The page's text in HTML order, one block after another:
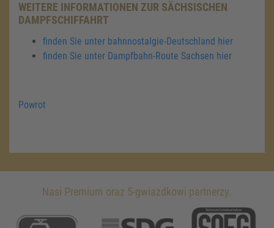
WEITERE INFORMATIONEN ZUR SÄCHSISCHEN
DAMPFSCHIFFAHRT
finden Sie unter bahnnostalgie-Deutschland hier
finden Sie unter Dampfbahn-Route Sachsen hier
Powrot
Nasi Premium oraz 5-gwiazdkowi partnerzy.